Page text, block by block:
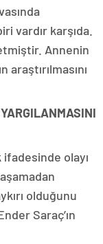
vardır karşıda.
Annenin
araştırılmasını
olayı
olduğunu
Saraç’ın